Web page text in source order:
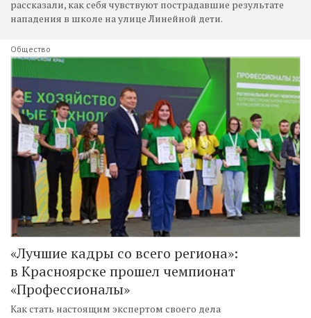
рассказали, как себя чувствуют пострадавшие результате
нападения в школе на улице Линейной дети.
Общество
«Лучшие кадры со всего региона»:
в Красноярске прошел чемпионат
«Профессионалы»
Как стать настоящим экспертом своего дела